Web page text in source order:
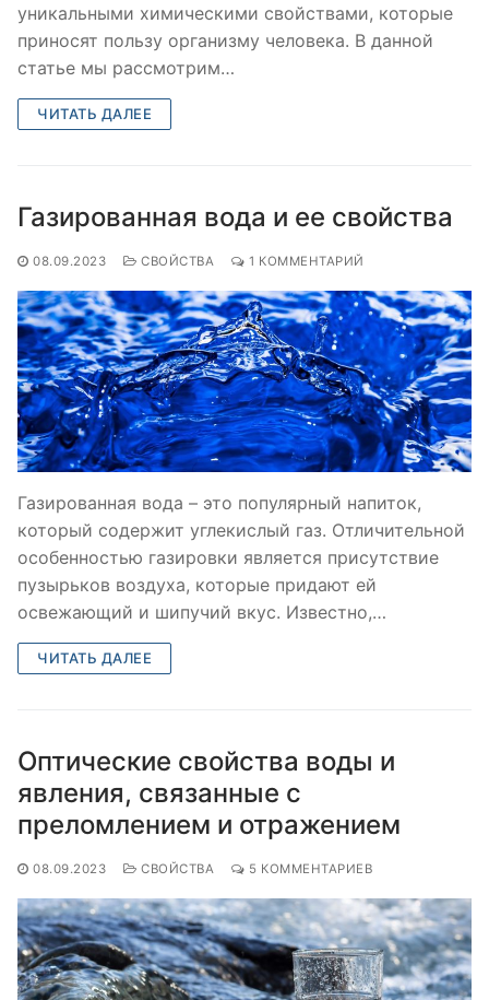
уникальными химическими свойствами, которые
приносят пользу организму человека. В данной
статье мы рассмотрим…
ЧИТАТЬ ДАЛЕЕ
Газированная вода и ее свойства
08.09.2023 СВОЙСТВА 1 КОММЕНТАРИЙ
Газированная вода – это популярный напиток,
который содержит углекислый газ. Отличительной
особенностью газировки является присутствие
пузырьков воздуха, которые придают ей
освежающий и шипучий вкус. Известно,…
ЧИТАТЬ ДАЛЕЕ
Оптические свойства воды и
явления, связанные с
преломлением и отражением
08.09.2023 СВОЙСТВА 5 КОММЕНТАРИЕВ